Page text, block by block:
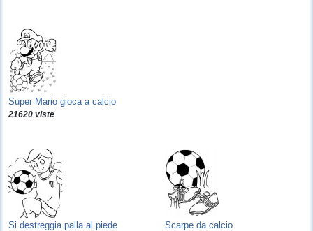
Super Mario gioca a calcio
21620 viste
Si destreggia palla al piede Scarpe da calcio